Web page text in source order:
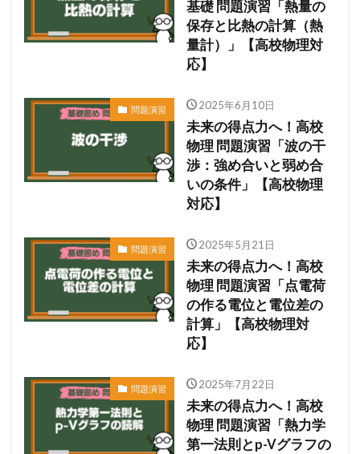
基礎 問題演習「熱量の
保存と比熱の計算（熱
量計）」【高校物理対
応】
問題演習 2025年6月10日
未来の得点力へ！高校
物理 問題演習「波の干
渉：強め合いと弱め合
いの条件」【高校物理
対応】
問題演習 2025年5月21日
未来の得点力へ！高校
物理 問題演習「点電荷
の作る電位と電位差の
計算」【高校物理対
応】
問題演習 2025年7月22日
未来の得点力へ！高校
物理 問題演習「熱力学
第一法則とp-Vグラフの